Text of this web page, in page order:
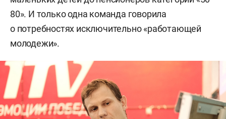
80». И только одна команда говорила
о потребностях исключительно «работающей
молодежи».